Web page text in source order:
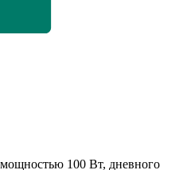
100 Вт, дневного